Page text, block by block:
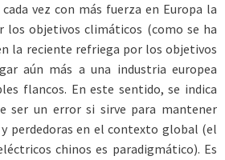
vez con más fuerza en Europa la
los objetivos climáticos (como se ha
la reciente refriega por los objetivos
aún más a una industria europea
flancos. En este sentido, se indica
ser un error si sirve para mantener
perdedoras en el contexto global (el
chinos es paradigmático). Es